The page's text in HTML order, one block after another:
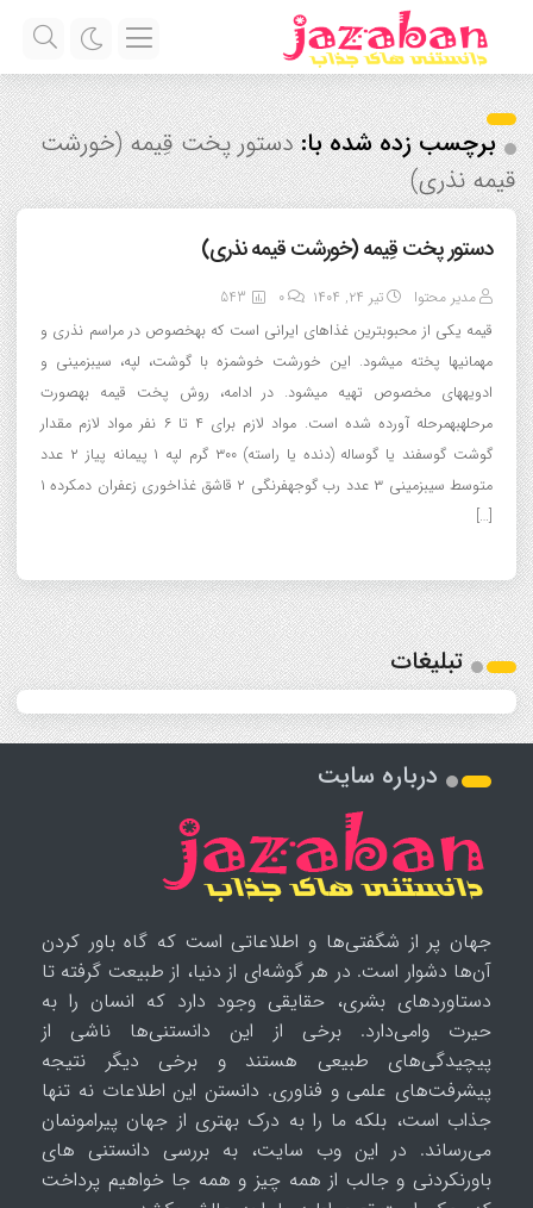
برچسب زده شده با:دستور پخت قِیمه (خورشت
قیمه نذری)
دستور پخت قِیمه (خورشت قیمه نذری)
مدیر محتوا تیر ۲۴, ۱۴۰۴ 0
543
قیمه یکی از محبوبترین غذاهای ایرانی است که بهخصوص در مراسم نذری و
مهمانیها پخته میشود. این خورشت خوشمزه با گوشت، لپه، سیبزمینی و
ادویههای مخصوص تهیه میشود. در ادامه، روش پخت قیمه بهصورت
مرحلهبهمرحله آورده شده است. مواد لازم برای ۴ تا ۶ نفر مواد لازم مقدار
گوشت گوسفند یا گوساله (دنده یا راسته) ۳۰۰ گرم لپه ۱ پیمانه پیاز ۲ عدد
متوسط سیبزمینی ۳ عدد رب گوجهفرنگی ۲ قاشق غذاخوری زعفران دمکرده ۱
[…]
تبلیغات
درباره سایت
جهان پر از شگفتی‌ها و اطلاعاتی است که گاه باور کردن
آن‌ها دشوار است. در هر گوشه‌ای از دنیا، از طبیعت گرفته تا
دستاوردهای بشری، حقایقی وجود دارد که انسان را به
حیرت وامی‌دارد. برخی از این دانستنی‌ها ناشی از
پیچیدگی‌های طبیعی هستند و برخی دیگر نتیجه
پیشرفت‌های علمی و فناوری. دانستن این اطلاعات نه تنها
جذاب است، بلکه ما را به درک بهتری از جهان پیرامونمان
می‌رساند. در این وب سایت، به بررسی دانستنی های
باورنکردنی و جالب از همه چیز و همه جا خواهیم پرداخت